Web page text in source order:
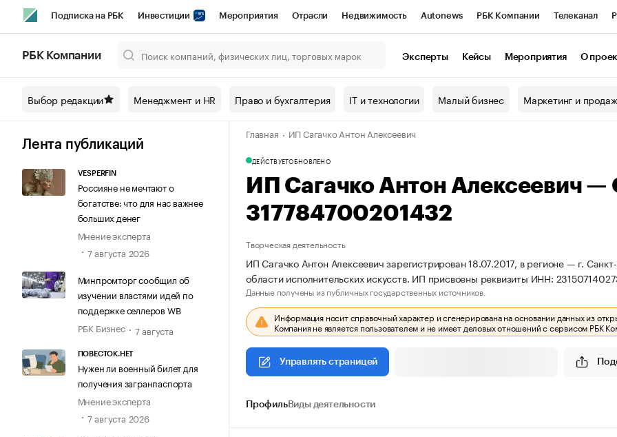
Подписка на РБК Инвестиции Мероприятия Отрасли Недвижимость Autonews РБК Компании Телеканал
Спецпроекты СПб Конференции СПб Спецпроекты Проверка контрагентов
Технологии и медиа Рынок наличной валюты
РБК Компании Эксперты Кейсы Мероприятия О
Выбор редакции Менеджмент и HR Право и бухгалтерия IT и технологии Малый бизнес Маркетинг и
Лента публикаций
VESPERFIN
Россияне не мечтают о
богатстве: что для нас важнее
больших денег
Мнение эксперта
7 августа 2026
Минпромторг сообщил об
изучении властями идей по
поддержке селлеров WB
РБК Бизнес
7 августа
ПОВЕСТОК.НЕТ
Нужен ли военный билет для
получения загранпаспорта
Мнение эксперта
7 августа 2026
Главная ИП Сагачко Антон Алексеевич
ДЕЙСТВУЕТОБНОВЛЕНО
ИП Сагачко Антон Алексеевич
317784700201432
Творческая деятельность
ИП Сагачко Антон Алексеевич зарегистрирован 18.07.2017, в регионе — г.
области исполнительских искусств. ИП присвоены реквизиты ИНН:
Данные получены из публичных государственных источников.
Информация носит справочный характер и сгенерирована на основании данных из
Компания не является пользователем и не имеет деловых отношений с сервисом РБК
Управлять страницей
ПрофильВиды деятельности